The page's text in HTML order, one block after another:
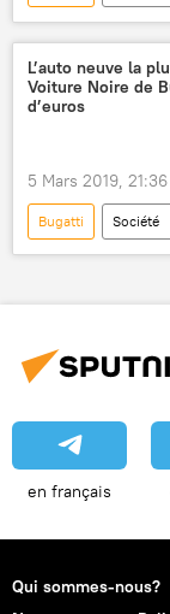
Californie
Sciences et tech
L’auto neuve la
Voiture Noire de
d’euros
5 Mars 2019, 21:36
Bugatti Société
International
prix
design
Sciences et tech
en français
Qui sommes-nous?